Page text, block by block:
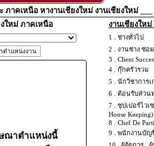
ภาคเหนือ หางานเชียงใหม่ งานเชียงใหม่ ___
ใหม่ ภาคเหนือ
ณาตำแหน่งนี้
งานเชียงให
1 . ช่างทั่วไป
2 . งานช่าง ซ่อ
3 . Client
4 . กุ๊กครัวรวม
5 . นักวิชาการเ
6 . ต้อนรับส่วน
7 . ซุปเปอร์ไวเ
House Keeping)
8 . Chef De
9 . พนักงานบัญ